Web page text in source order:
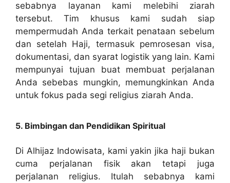
sebabnya layanan kami melebihi ziarah
tersebut. Tim khusus kami sudah siap
mempermudah Anda terkait penataan sebelum
dan setelah Haji, termasuk pemrosesan visa,
dokumentasi, dan syarat logistik yang lain. Kami
mempunyai tujuan buat membuat perjalanan
Anda sebebas mungkin, memungkinkan Anda
untuk fokus pada segi religius ziarah Anda.
5. Bimbingan dan Pendidikan Spiritual
Di Alhijaz Indowisata, kami yakin jika haji bukan
cuma perjalanan fisik akan tetapi juga
perjalanan religius. Itulah sebabnya kami